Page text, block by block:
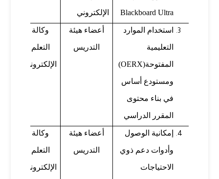
Blackboard Ultra الإلكتروني
استخدام الموارد
التعليمية
المفتوحة(OERX)
ومستودع أساس
في بناء محتوى
المقرر الدراسي
أعضاء هيئة
التدريس
وكالة
التعلم
الإلكتروني
إمكانية الوصول
وأدوات دعم ذوي
الاحتياجات
أعضاء هيئة
التدريس
وكالة
التعلم
الإلكتروني